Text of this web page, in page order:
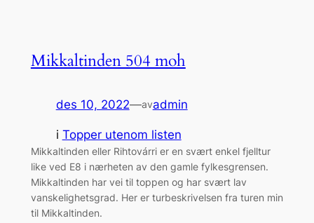
Mikkaltinden 504 moh
des 10, 2022—avadmin
i Topper utenom listen
Mikkaltinden eller Rihtovárri er en svært enkel fjelltur
like ved E8 i nærheten av den gamle fylkesgrensen.
Mikkaltinden har vei til toppen og har svært lav
vanskelighetsgrad. Her er turbeskrivelsen fra turen min
til Mikkaltinden.